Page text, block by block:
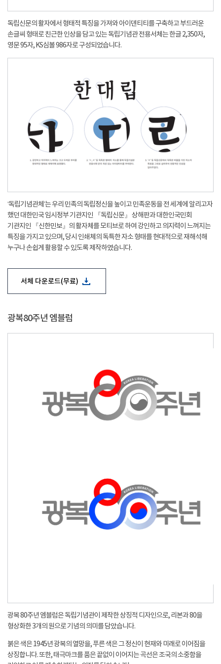
독립신문의 활자에서 형태적 특징을 가져와 아이덴티티를 구축하고 부드러운
손글씨 형태로 친근한 인상을 담고 있는 독립기념관 전용서체는 한글 2,350자,
영문 95자, KS심볼 986자로 구성되었습니다.
‘독립기념관체’는 우리 민족의 독립정신을 높이고 민족운동을 전 세계에 알리고자
했던 대한민국 임시정부 기관지인 『독립신문』 상해판과 대한인국민회
기관지인 『신한민보』의 활자체를 모티브로 하여 강인하고 의지력이 느껴지는
특징을 가지고 있으며, 당시 인쇄체의 독특한 자소 형태를 현대적으로 재해석해
누구나 손쉽게 활용할 수 있도록 제작하였습니다.
서체 다운로드(무료)
광복80주년 엠블럼
광복 80주년 엠블럼은 독립기념관이 제작한 상징적 디자인으로, 리본과 80을
형상화한 3개의 원으로 기념의 의미를 담았습니다.
붉은 색은 1945년 광복의 열망을, 푸른 색은 그 정신이 현재와 미래로 이어짐을
상징합니다. 또한, 태극마크를 품은 끝없이 이어지는 곡선은 조국의 소중함을